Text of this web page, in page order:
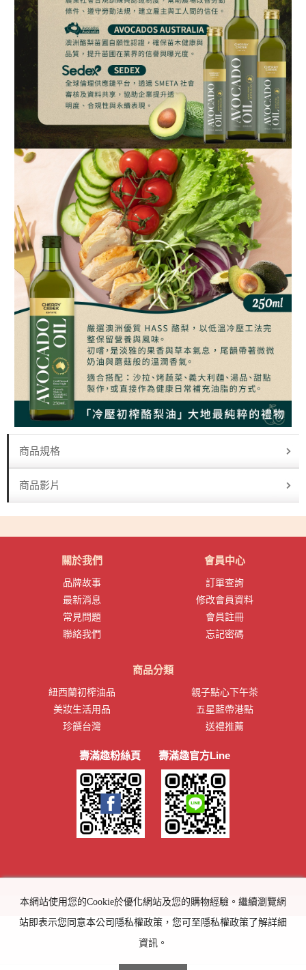
商品規格
商品影片
關於我們
品牌故事
最新消息
常見問題
聯絡我們
會員中心
訂單查詢
修改會員資料
會員註冊
忘記密碼
商品分類
紐西蘭初榨油品
親子點心下午茶
美妝生活用品
五星藍帶港點
珍饌台灣
送禮推薦
壽滿趣粉絲頁 壽滿趣官方Line
特吉國際有限公司版權所有© copyright Reserved.
本網站使用您的Cookie於優化網站及您的購物經驗。繼續瀏覽網
站即表示您同意本公司隱私權政策，您可至隱私權政策了解詳細
資訊。